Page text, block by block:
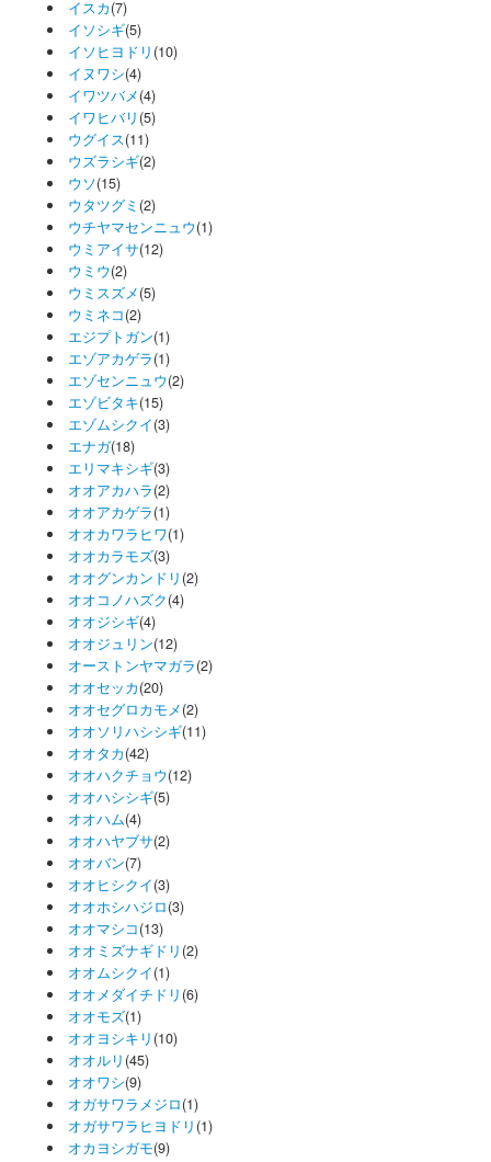
イスカ(7)
イソシギ(5)
イソヒヨドリ (10)
イヌワシ(4)
イワツバメ(4)
イワヒバリ (5)
ウグイス(11)
ウズラシギ(2)
ウソ(15)
ウタツグミ (2)
ウチヤマセンニュウ(1)
ウミアイサ(12)
ウミウ(2)
ウミスズメ(5)
ウミネコ(2)
エジプトガン(1)
エゾアカゲラ(1)
エゾセンニュウ(2)
エゾビタキ(15)
エゾムシクイ(3)
エナガ(18)
エリマキシギ(3)
オオアカハラ(2)
オオアカゲラ(1)
オオカワラヒワ(1)
オオカラモズ(3)
オオグンカンドリ (2)
オオコノハズク(4)
オオジシギ(4)
オオジュリン(12)
オーストンヤマガラ(2)
オオセッカ(20)
オオセグロカモメ(2)
オオソリハシシギ(11)
オオタカ(42)
オオハクチョウ(12)
オオハシシギ(5)
オオハム(4)
オオハヤブサ(2)
オオバン(7)
オオヒシクイ(3)
オオホシハジロ(3)
オオマシコ(13)
オオミズナギドリ (2)
オオムシクイ(1)
オオメダイチドリ (6)
オオモズ(1)
オオヨシキリ (10)
オオルリ (45)
オオワシ(9)
オガサワラメジロ(1)
オガサワラヒヨドリ (1)
オカヨシガモ(9)